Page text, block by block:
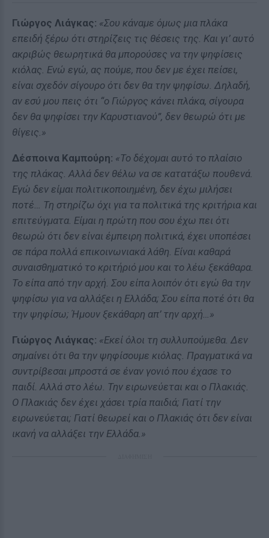
Γιώργος Λιάγκας: «Σου κάναμε όμως μια πλάκα
επειδή ξέρω ότι στηρίζεις τις θέσεις της. Και γι’ αυτό
ακριβώς θεωρητικά θα μπορούσες να την ψηφίσεις
κιόλας. Ενώ εγώ, ας πούμε, που δεν με έχει πείσει,
είναι σχεδόν σίγουρο ότι δεν θα την ψηφίσω. Δηλαδή,
αν εσύ μου πεις ότι “ο Γιώργος κάνει πλάκα, σίγουρα
δεν θα ψηφίσει την Καρυστιανού”, δεν θεωρώ ότι με
θίγεις.»
Δέσποινα Καμπούρη: «Το δέχομαι αυτό το πλαίσιο
της πλάκας. Αλλά δεν θέλω να σε κατατάξω πουθενά.
Εγώ δεν είμαι πολιτικοποιημένη, δεν έχω μιλήσει
ποτέ… Τη στηρίζω όχι για τα πολιτικά της κριτήρια και
επιτεύγματα. Είμαι η πρώτη που σου έχω πει ότι
θεωρώ ότι δεν είναι έμπειρη πολιτικά, έχει υποπέσει
σε πάρα πολλά επικοινωνιακά λάθη. Είναι καθαρά
συναισθηματικό το κριτήριό μου και το λέω ξεκάθαρα.
Το είπα από την αρχή. Σου είπα λοιπόν ότι εγώ θα την
ψηφίσω για να αλλάξει η Ελλάδα; Σου είπα ποτέ ότι θα
την ψηφίσω; Ήμουν ξεκάθαρη απ’ την αρχή…»
Γιώργος Λιάγκας: «Εκεί όλοι τη συλλυπούμεθα. Δεν
σημαίνει ότι θα την ψηφίσουμε κιόλας. Πραγματικά να
συντρίβεσαι μπροστά σε έναν γονιό που έχασε το
παιδί. Αλλά στο λέω. Την ειρωνεύεται και ο Πλακιάς.
Ο Πλακιάς δεν έχει χάσει τρία παιδιά; Γιατί την
ειρωνεύεται; Γιατί θεωρεί και ο Πλακιάς ότι δεν είναι
ικανή να αλλάξει την Ελλάδα.»